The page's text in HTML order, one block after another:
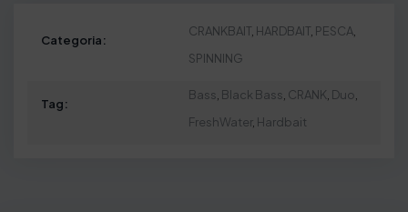
Categoria:
CRANKBAIT, HARDBAIT, PESCA,
SPINNING
Tag:
Bass Black Bass CRANK Duo
FreshWater, Hardbait